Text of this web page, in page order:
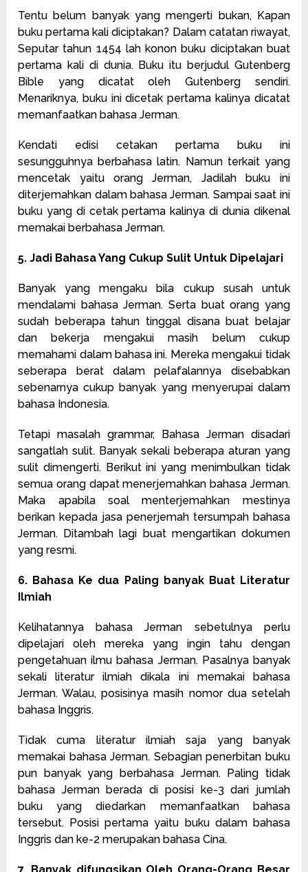
Tentu belum banyak yang mengerti bukan, Kapan
buku pertama kali diciptakan? Dalam catatan riwayat,
Seputar tahun 1454 lah konon buku diciptakan buat
pertama kali di dunia. Buku itu berjudul Gutenberg
Bible yang dicatat oleh Gutenberg sendiri.
Menariknya, buku ini dicetak pertama kalinya dicatat
memanfaatkan bahasa Jerman.
Kendati edisi cetakan pertama buku ini
sesungguhnya berbahasa latin. Namun terkait yang
mencetak yaitu orang Jerman, Jadilah buku ini
diterjemahkan dalam bahasa Jerman. Sampai saat ini
buku yang di cetak pertama kalinya di dunia dikenal
memakai berbahasa Jerman.
5. Jadi Bahasa Yang Cukup Sulit Untuk Dipelajari
Banyak yang mengaku bila cukup susah untuk
mendalami bahasa Jerman. Serta buat orang yang
sudah beberapa tahun tinggal disana buat belajar
dan bekerja mengakui masih belum cukup
memahami dalam bahasa ini. Mereka mengakui tidak
seberapa berat dalam pelafalannya disebabkan
sebenarnya cukup banyak yang menyerupai dalam
bahasa Indonesia.
Tetapi masalah grammar, Bahasa Jerman disadari
sangatlah sulit. Banyak sekali beberapa aturan yang
sulit dimengerti. Berikut ini yang menimbulkan tidak
semua orang dapat menerjemahkan bahasa Jerman.
Maka apabila soal menterjemahkan mestinya
berikan kepada jasa penerjemah tersumpah bahasa
Jerman. Ditambah lagi buat mengartikan dokumen
yang resmi.
6. Bahasa Ke dua Paling banyak Buat Literatur
Ilmiah
Kelihatannya bahasa Jerman sebetulnya perlu
dipelajari oleh mereka yang ingin tahu dengan
pengetahuan ilmu bahasa Jerman. Pasalnya banyak
sekali literatur ilmiah dikala ini memakai bahasa
Jerman. Walau, posisinya masih nomor dua setelah
bahasa Inggris.
Tidak cuma literatur ilmiah saja yang banyak
memakai bahasa Jerman. Sebagian penerbitan buku
pun banyak yang berbahasa Jerman. Paling tidak
bahasa Jerman berada di posisi ke-3 dari jumlah
buku yang diedarkan memanfaatkan bahasa
tersebut. Posisi pertama yaitu buku dalam bahasa
Inggris dan ke-2 merupakan bahasa Cina.